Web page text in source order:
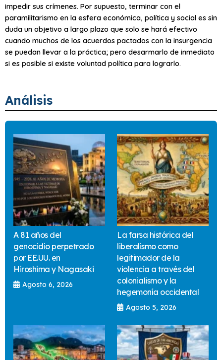
impedir sus crímenes. Por supuesto, terminar con el
paramilitarismo en la esfera económica, política y social es sin
duda un objetivo a largo plazo que solo se hará efectivo
cuando muchos de los acuerdos pactados con la insurgencia
se puedan llevar a la práctica; pero desarmarlo de inmediato
si es posible si existe voluntad política para lograrlo.
Análisis
A 81 años del
genocidio perpetrado
por EE.UU. en
Hiroshima y Nagasaki
Agosto 6, 2026
La farsa histórica del
liberalismo como
legitimador de la
violencia a través del
colonialismo y la
hegemonía occidental
Agosto 5, 2026